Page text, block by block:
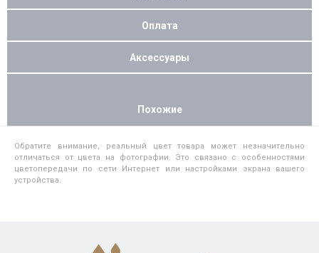
Оплата
Аксессуары
Похожие
Обратите внимание, реальный цвет товара может незначительно
отличаться от цвета на фотографии. Это связано с особенностями
цветопередачи по сети Интернет или настройками экрана вашего
устройства.